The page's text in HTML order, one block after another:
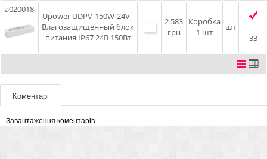
a020018
Upower UDPV-150W-24V -
Влагозащищенный блок
питания IP67 24В 150Вт
2 583
грн
Коробка
1 шт
шт
33
Коментарі
Завантаження коментарів...